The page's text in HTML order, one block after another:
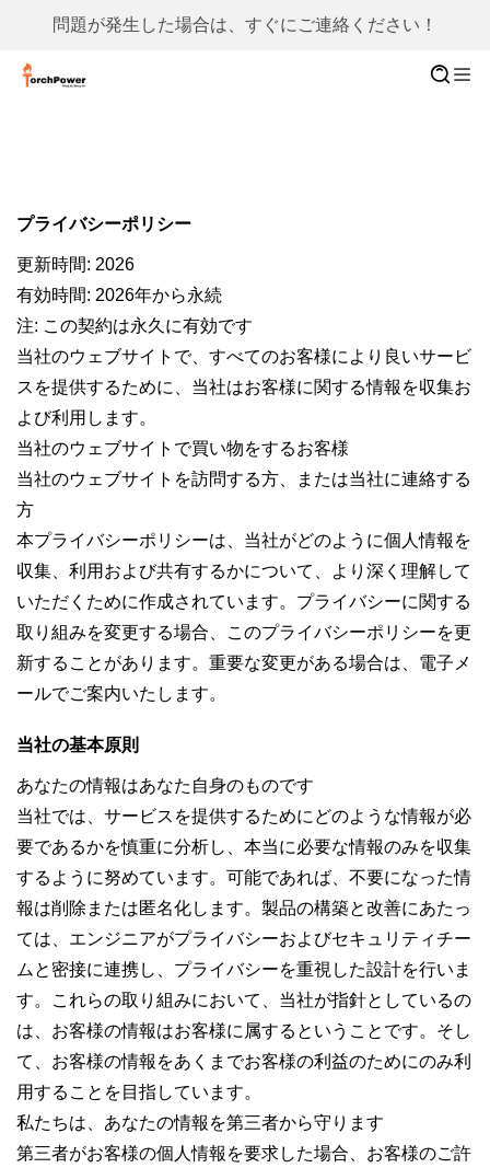
問題が発生した場合は、すぐにご連絡ください！
プライバシーポリシー
更新時間: 2026
有効時間: 2026年から永続
注: この契約は永久に有効です
当社のウェブサイトで、すべてのお客様により良いサービ
スを提供するために、当社はお客様に関する情報を収集お
よび利用します。
当社のウェブサイトで買い物をするお客様
当社のウェブサイトを訪問する方、または当社に連絡する
方
本プライバシーポリシーは、当社がどのように個人情報を
収集、利用および共有するかについて、より深く理解して
いただくために作成されています。プライバシーに関する
取り組みを変更する場合、このプライバシーポリシーを更
新することがあります。重要な変更がある場合は、電子メ
ールでご案内いたします。
当社の基本原則
あなたの情報はあなた自身のものです
当社では、サービスを提供するためにどのような情報が必
要であるかを慎重に分析し、本当に必要な情報のみを収集
するように努めています。可能であれば、不要になった情
報は削除または匿名化します。製品の構築と改善にあたっ
ては、エンジニアがプライバシーおよびセキュリティチー
ムと密接に連携し、プライバシーを重視した設計を行いま
す。これらの取り組みにおいて、当社が指針としているの
は、お客様の情報はお客様に属するということです。そし
て、お客様の情報をあくまでお客様の利益のためにのみ利
用することを目指しています。
私たちは、あなたの情報を第三者から守ります
第三者がお客様の個人情報を要求した場合、お客様のご許